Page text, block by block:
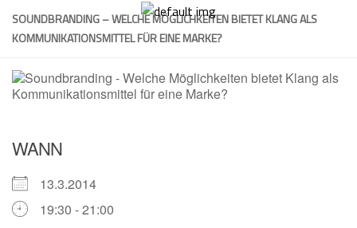
Skip
content
SOUNDBRANDING – WELCHE MÖGLICHKEITEN BIETET KLANG ALS
KOMMUNIKATIONSMITTEL FÜR EINE MARKE?
WANN
13.3.2014
19:30 - 21:00